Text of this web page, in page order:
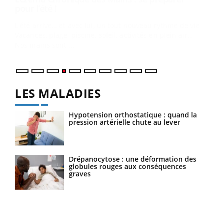
LES MALADIES
Hypotension orthostatique : quand la
pression artérielle chute au lever
Drépanocytose : une déformation des
globules rouges aux conséquences
graves